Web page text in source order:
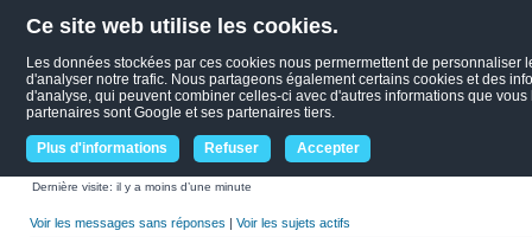
Ce site web utilise les cookies.
Les données stockées par ces cookies nous permermettent de
d'analyser notre trafic. Nous partageons également certains cookies et des
d'analyse, qui peuvent combiner celles-ci avec d'autres informations que
partenaires sont Google et ses partenaires tiers.
Plus d'informations Refuser Accepter
Dernière visite: il y a moins d’une minute
Voir les messages sans réponses | Voir les sujets actifs